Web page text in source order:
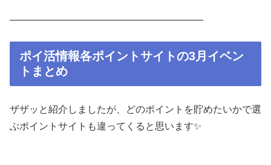
————————————————————
ポイ活情報各ポイントサイトの3月イベン
トまとめ
ザザッと紹介しましたが、どのポイントを貯めたいかで選
ぶポイントサイトも違ってくると思います✨